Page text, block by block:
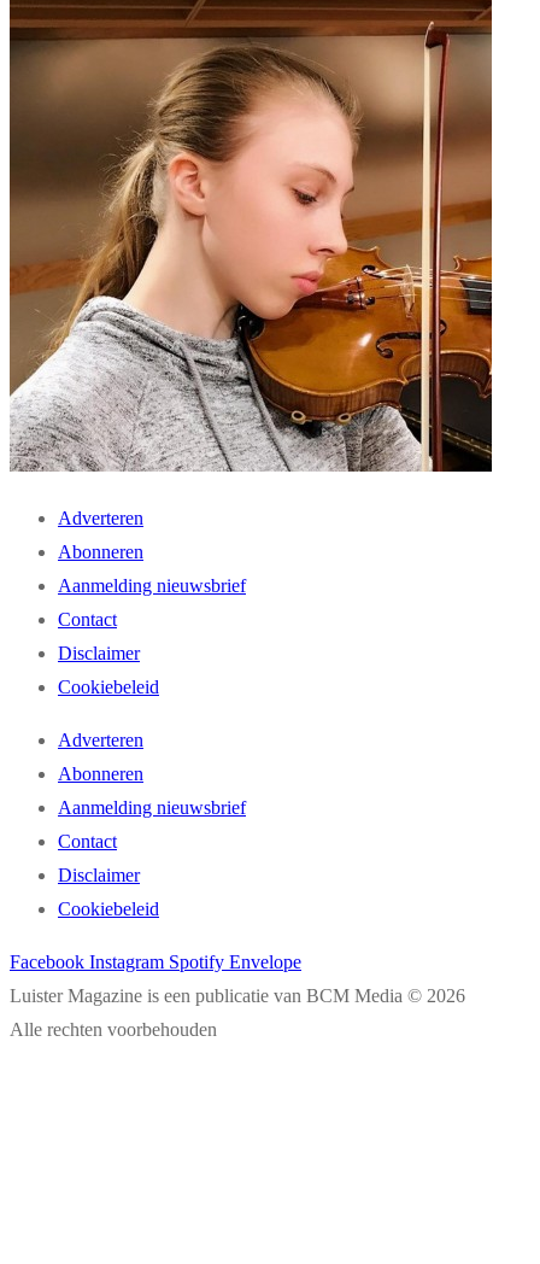
Adverteren
Abonneren
Aanmelding nieuwsbrief
Contact
Disclaimer
Cookiebeleid
Adverteren
Abonneren
Aanmelding nieuwsbrief
Contact
Disclaimer
Cookiebeleid
Facebook Instagram Spotify Envelope
Luister Magazine is een publicatie van BCM Media © 2026
Alle rechten voorbehouden